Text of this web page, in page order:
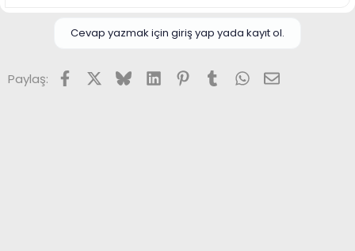
r
Cevap yazmak için giriş yap yada kayıt ol.
Paylaş: FacebookX (Twitter)
BlueskyLinkedInPinterest
TumblrWhatsApp
E-posta